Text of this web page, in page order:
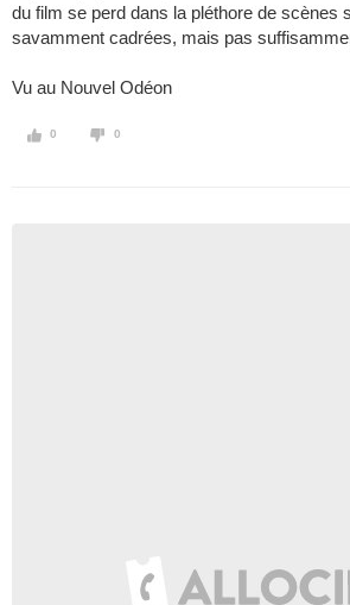
du film se perd dans la pléthore de scènes
savamment cadrées, mais pas
Vu au Nouvel Odéon
0 0